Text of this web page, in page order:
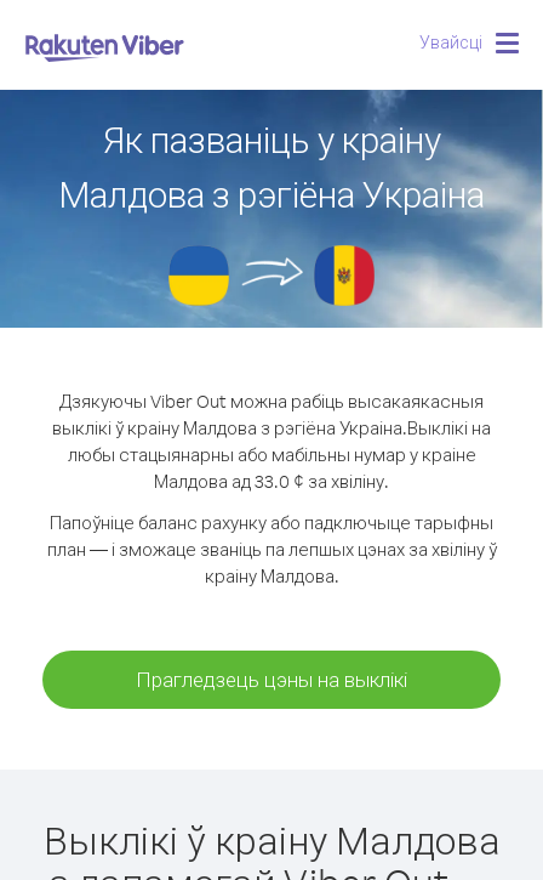
Увайсці
Як пазваніць у краіну
Малдова з рэгіёна Украіна
Дзякуючы Viber Out можна рабіць высакаякасныя
выклікі ў краіну Малдова з рэгіёна Украіна.Выклікі на
любы стацыянарны або мабільны нумар у краіне
Малдова ад 33.0 ¢ за хвіліну.
Папоўніце баланс рахунку або падключыце тарыфны
план — і зможаце званіць па лепшых цэнах за хвіліну ў
краіну Малдова.
Прагледзець цэны на выклікі
Выклікі ў краіну Малдова